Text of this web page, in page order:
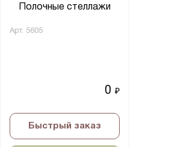
Полочные стеллажи
Арт. 5605
0₽
Быстрый заказ